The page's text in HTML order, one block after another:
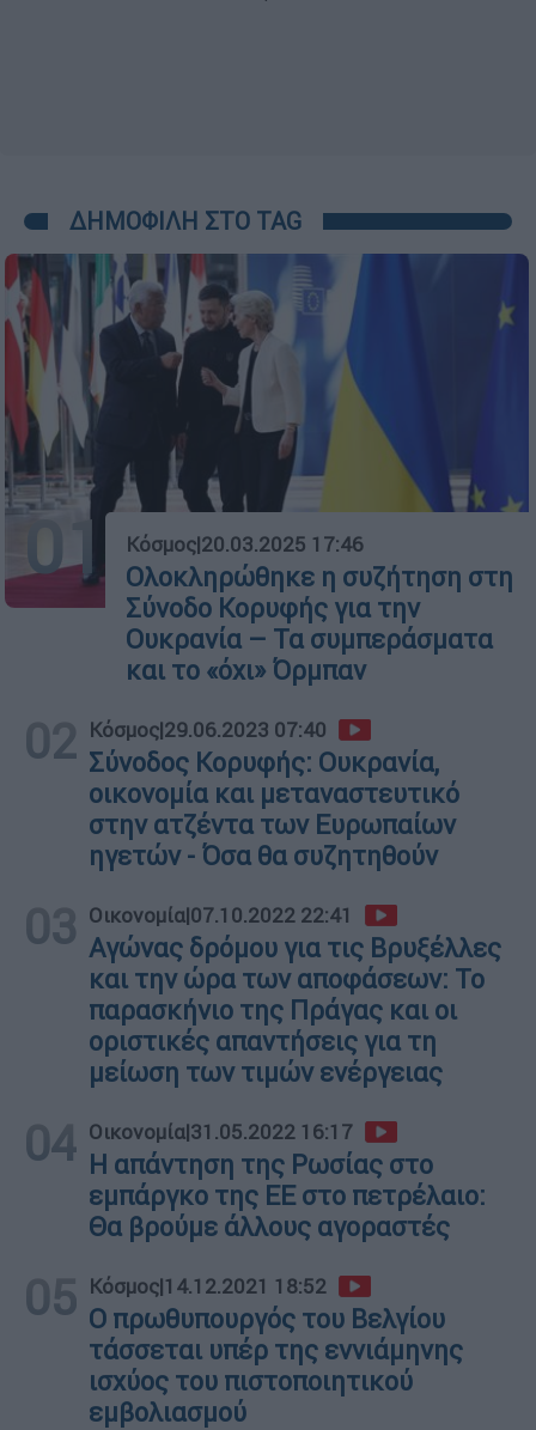
ΔΗΜΟΦΙΛΗ ΣΤΟ TAG
01 Κόσμος|20.03.2025 17:46
Ολοκληρώθηκε η συζήτηση στη
Σύνοδο Κορυφής για την
Ουκρανία – Τα συμπεράσματα
και το «όχι» Όρμπαν
02 Κόσμος|29.06.2023 07:40
Σύνοδος Κορυφής: Ουκρανία,
οικονομία και μεταναστευτικό
στην ατζέντα των Ευρωπαίων
ηγετών - Όσα θα συζητηθούν
03 Οικονομία|07.10.2022 22:41
Αγώνας δρόμου για τις Βρυξέλλες
και την ώρα των αποφάσεων: Το
παρασκήνιο της Πράγας και οι
οριστικές απαντήσεις για τη
μείωση των τιμών ενέργειας
04 Οικονομία|31.05.2022 16:17
Η απάντηση της Ρωσίας στο
εμπάργκο της ΕΕ στο πετρέλαιο:
Θα βρούμε άλλους αγοραστές
05 Κόσμος|14.12.2021 18:52
Ο πρωθυπουργός του Βελγίου
τάσσεται υπέρ της εννιάμηνης
ισχύος του πιστοποιητικού
εμβολιασμού